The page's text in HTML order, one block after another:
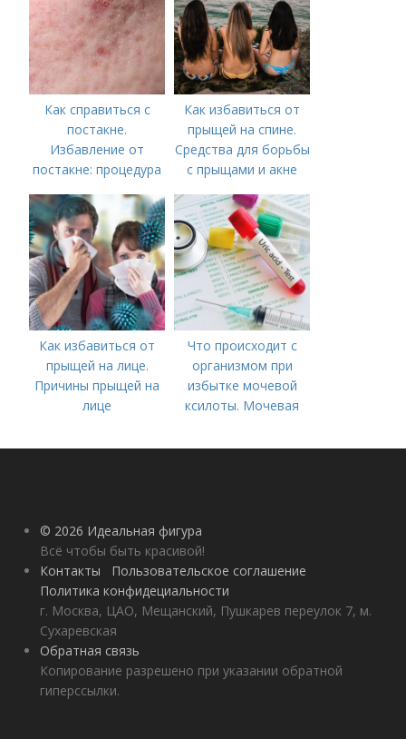
Как справиться с
постакне.
Избавление от
постакне: процедура
Как избавиться от
прыщей на спине.
Средства для борьбы
с прыщами и акне
Как избавиться от
прыщей на лице.
Причины прыщей на
лице
Что происходит с
организмом при
избытке мочевой
ксилоты. Мочевая
норма и отклонения
© 2026 Идеальная фигура
Всё чтобы быть красивой!
Контакты
Пользовательское соглашение
Политика конфидециальности
г. Москва, ЦАО, Мещанский, Пушкарев переулок 7, м.
Сухаревская
Обратная связь
Копирование разрешено при указании обратной
гиперссылки.